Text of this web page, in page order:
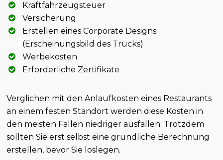
Kraftfahrzeugsteuer
Versicherung
Erstellen eines Corporate Designs
(Erscheinungsbild des Trucks)
Werbekosten
Erforderliche Zertifikate
Verglichen mit den Anlaufkosten eines Restaurants
an einem festen Standort werden diese Kosten in
den meisten Fällen niedriger ausfallen. Trotzdem
sollten Sie erst selbst eine gründliche Berechnung
erstellen, bevor Sie loslegen.